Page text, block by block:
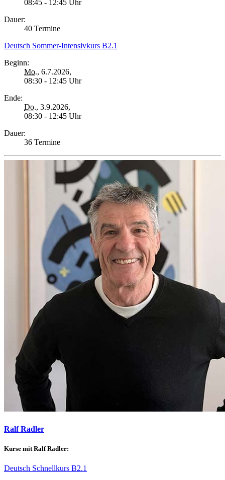
08:45 - 12:45 Uhr
Dauer:
40 Termine
Deutsch Sommer-Intensivkurs B2.1
Beginn:
Mo., 6.7.2026,
08:30 - 12:45 Uhr
Ende:
Do., 3.9.2026,
08:30 - 12:45 Uhr
Dauer:
36 Termine
Ralf Radler
Kurse mit Ralf Radler:
Deutsch Schnellkurs B2.1